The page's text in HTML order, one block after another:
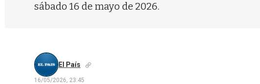
sábado 16 de mayo de 2026.
El País
16/05/2026, 23:45